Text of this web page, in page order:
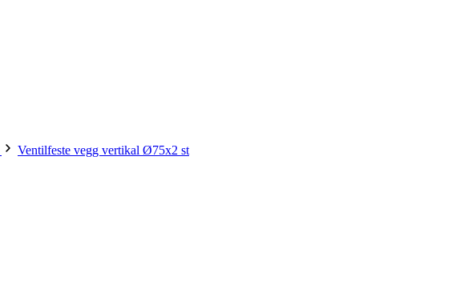
Ventilfeste vegg vertikal Ø75x2 st